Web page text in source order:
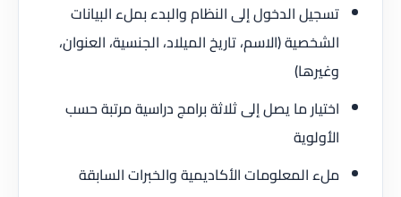
تسجيل الدخول إلى النظام والبدء بملء البيانات
الشخصية (الاسم، تاريخ الميلاد، الجنسية، العنوان،
وغيرها)
اختيار ما يصل إلى ثلاثة برامج دراسية مرتبة حسب
الأولوية
ملء المعلومات الأكاديمية والخبرات السابقة